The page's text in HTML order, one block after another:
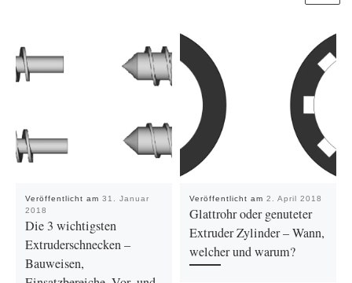
Veröffentlicht am 31. Januar
2018
Die 3 wichtigsten
Extruderschnecken –
Bauweisen,
Veröffentlicht am 2. April 2018
Glattrohr oder genuteter
Extruder Zylinder – Wann,
welcher und warum?